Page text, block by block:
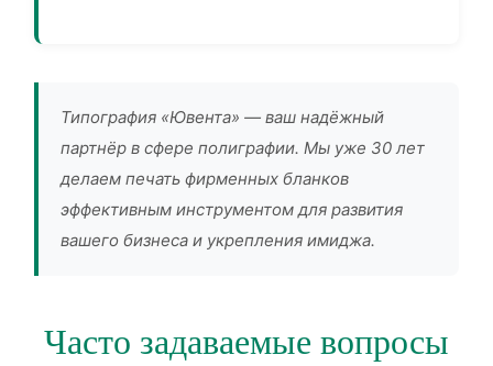
Типография «Ювента» — ваш надёжный
партнёр в сфере полиграфии. Мы уже 30 лет
делаем печать фирменных бланков
эффективным инструментом для развития
вашего бизнеса и укрепления имиджа.
Часто задаваемые вопросы